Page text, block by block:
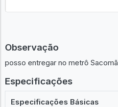
Observação
posso entregar no metrô Sacomã
Especificações
Especificações Básicas